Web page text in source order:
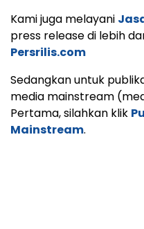
Kami juga melayani
press release di lebih
Persrilis.com
Sedangkan untuk
media mainstream
Pertama, silahkan klik
Mainstream.